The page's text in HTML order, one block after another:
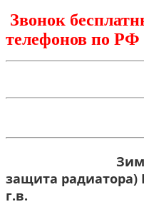
Звонок
телефонов по РФ
Зимние
защита радиатора)
г.в.